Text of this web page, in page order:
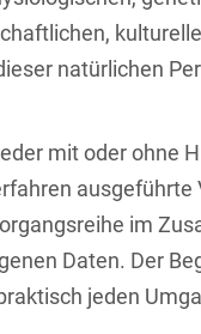
natürlichen
mit oder ohne
ausgeführte
im
Daten. Der
jeden